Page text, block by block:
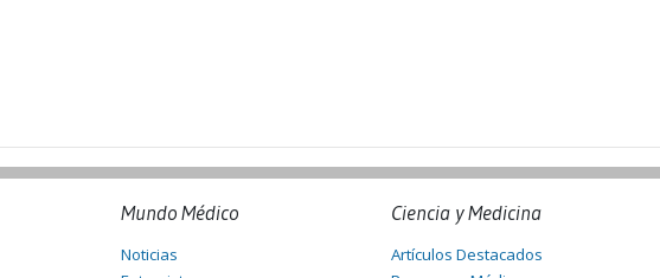
Mundo Médico
Noticias
Ciencia y Medicina
Artículos Destacados